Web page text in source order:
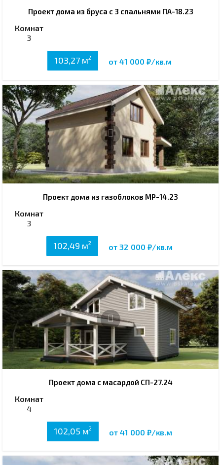
Проект дома из бруса с 3 спальнями ПА-18.23
Комнат
3
103,27 м2 от 41 000 ₽/кв.м
Проект дома из газоблоков МР-14.23
Комнат
3
102,49 м2 от 32 000 ₽/кв.м
Проект дома с масардой СП-27.24
Комнат
4
102,05 м2 от 41 000 ₽/кв.м